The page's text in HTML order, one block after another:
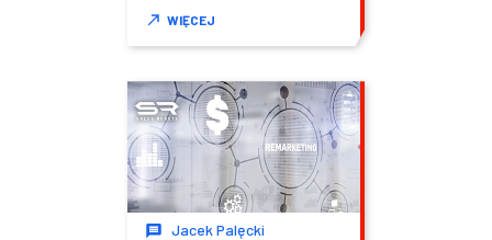
WIĘCEJ
Jacek Palęcki